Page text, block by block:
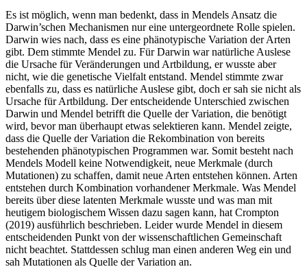
Es ist möglich, wenn man bedenkt, dass in Mendels Ansatz die
Darwin’schen Mechanismen nur eine untergeordnete Rolle spielen.
Darwin wies nach, dass es eine phänotypische Variation der Arten
gibt. Dem stimmte Mendel zu. Für Darwin war natürliche Auslese
die Ursache für Veränderungen und Artbildung, er wusste aber
nicht, wie die genetische Vielfalt entstand. Mendel stimmte zwar
ebenfalls zu, dass es natürliche Auslese gibt, doch er sah sie nicht als
Ursache für Artbildung. Der entscheidende Unterschied zwischen
Darwin und Mendel betrifft die Quelle der Variation, die benötigt
wird, bevor man überhaupt etwas selektieren kann. Mendel zeigte,
dass die Quelle der Variation die Rekombination von bereits
bestehenden phänotypischen Programmen war. Somit besteht nach
Mendels Modell keine Notwendigkeit, neue Merkmale (durch
Mutationen) zu schaffen, damit neue Arten entstehen können. Arten
entstehen durch Kombination vorhandener Merkmale. Was Mendel
bereits über diese latenten Merkmale wusste und was man mit
heutigem biologischem Wissen dazu sagen kann, hat Crompton
(2019) ausführlich beschrieben. Leider wurde Mendel in diesem
entscheidenden Punkt von der wissenschaftlichen Gemeinschaft
nicht beachtet. Stattdessen schlug man einen anderen Weg ein und
sah Mutationen als Quelle der Variation an.